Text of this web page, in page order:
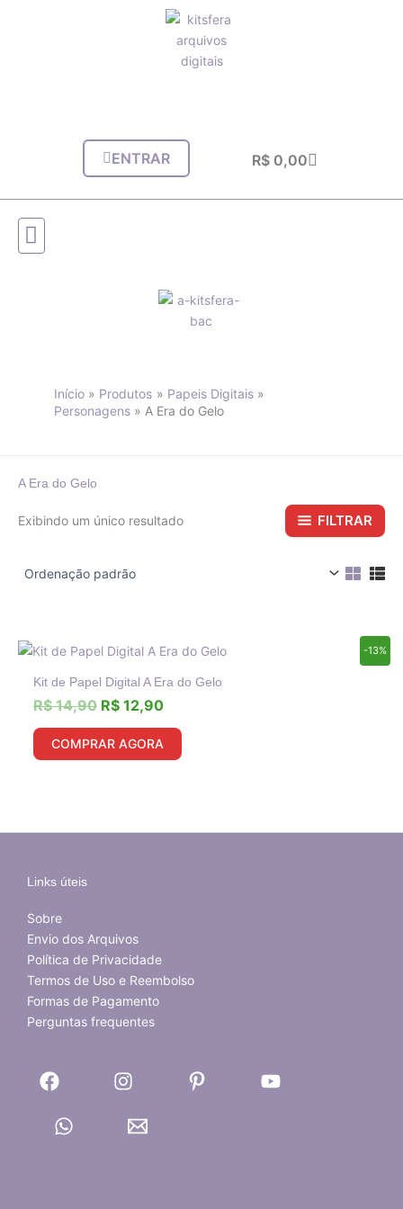
ENTRAR R$ 0,00Carrinho
Início Produtos
Papeis Digitais
Personagens
A Era do Gelo
A Era do Gelo
Exibindo um único resultado FILTRAR
-13%
Kit de Papel Digital A Era do Gelo
R$14,90
O
original
era:
R$12,90
O
atual
é:
COMPRAR AGORA
Links úteis
Sobre
Envio dos Arquivos
Política de Privacidade
Termos de Uso e Reembolso
Formas de Pagamento
Perguntas frequentes